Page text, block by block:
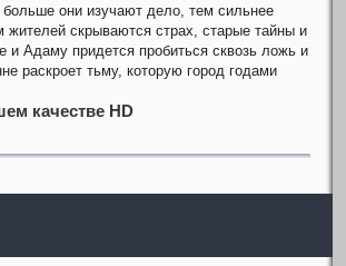
они изучают дело, тем сильнее
скрываются страх, старые тайны и
и Адаму придется пробиться сквозь ложь и
раскроет тьму, которую город годами
качестве HD